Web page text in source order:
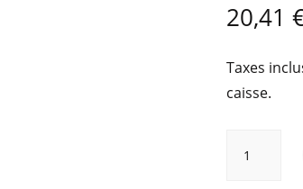
20,41
Taxes
caisse.